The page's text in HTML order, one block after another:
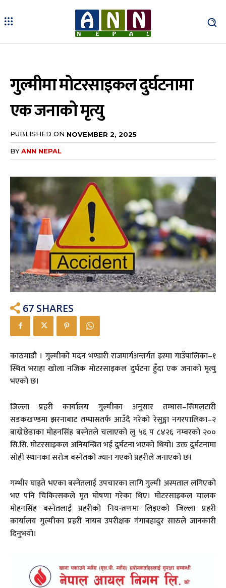
गुल्मीमा मोटरसाइकल दुर्घटनामा
एक जनाको मृत्यु
PUBLISHED ON NOVEMBER 2, 2025
BYANN NEPAL
67 SHARES
काठमाडौं । गुल्मीको मदन भण्डारी राजमार्गअन्तर्गत इस्मा गाउँपालिका–१
स्थित भराहा खोला नजिक मोटरसाइकल दुर्घटना हुँदा एक जनाको मृत्यु
भएको छ।
जिल्ला प्रहरी कार्यालय गुल्मीका अनुसार तम्घास–सिमलटारी
सडकखण्डमा झरनाबाट तम्घासतर्फ आउँदै गरेको रेसुङ्गा नगरपालिका–२
बाख्रेछेडाका मोहनसिंह बस्नेतले चलाएको लु ५६ प ८४२६ नम्बरको २००
सि.सि. मोटरसाइकल अनियन्त्रित भई दुर्घटना भएको थियो। उक्त दुर्घटनामा
सोही स्थानका सरोज बस्नेतको ज्यान गएको प्रहरीले जनाएको छ।
गम्भीर घाइते भएका बस्नेतलाई उपचारका लागि गुल्मी अस्पताल लगिएको
भए पनि चिकित्सकले मृत घोषणा गरेका थिए। मोटरसाइकल चालक
मोहनसिंह बस्नेतलाई प्रहरीको नियन्त्रणमा लिइएको जिल्ला प्रहरी
कार्यालय गुल्मीका प्रहरी नायब उपरीक्षक गंगाबहादुर सारुले जानकारी
दिनुभयो।